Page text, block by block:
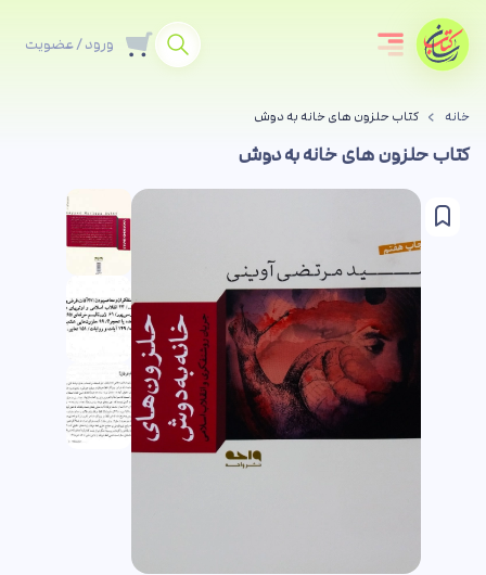
ورود / عضویت
خانه کتاب حلزون های خانه به دوش
کتاب حلزون های خانه به دوش